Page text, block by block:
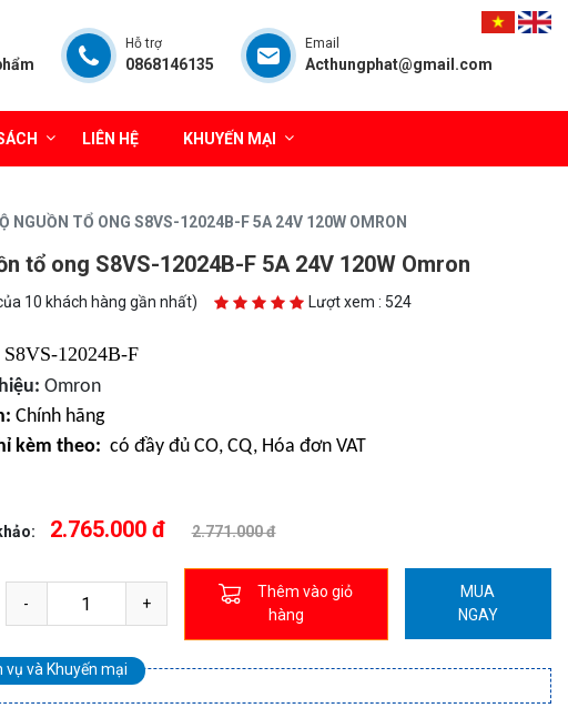
Hỗ trợ
0868146135
Email
Acthungphat@gmail.com
LIÊN HỆ KHUYẾN MẠI
NGUỒN TỔ ONG S8VS-12024B-F 5A 24V 120W OMRON
tổ ong S8VS-12024B-F 5A 24V 120W Omron
10 khách hàng gần nhất) Lượt xem : 524
S8VS-12024B-F
Omron
Chính hãng
kèm theo: có đầy đủ CO, CQ, Hóa đơn VAT
2.765.000 đ 2.771.000 đ
Thêm vào giỏ
hàng
MUA
NGAY
vụ và Khuyến mại